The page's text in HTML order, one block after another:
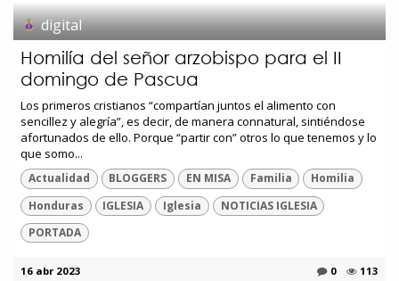
digital
Homilía del señor arzobispo para el II
domingo de Pascua
Los primeros cristianos “compartían juntos el alimento con
sencillez y alegría”, es decir, de manera connatural, sintiéndose
afortunados de ello. Porque “partir con” otros lo que tenemos y lo
que somo...
Actualidad BLOGGERS EN MISA Familia
Homilia
Honduras
IGLESIA Iglesia
NOTICIAS IGLESIA
PORTADA
16 abr 2023 0 113